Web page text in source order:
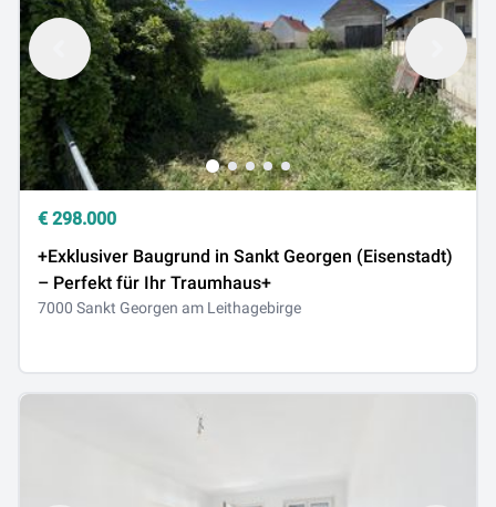
€ 298.000
+Exklusiver Baugrund in Sankt Georgen (Eisenstadt)
– Perfekt für Ihr Traumhaus+
7000 Sankt Georgen am Leithagebirge